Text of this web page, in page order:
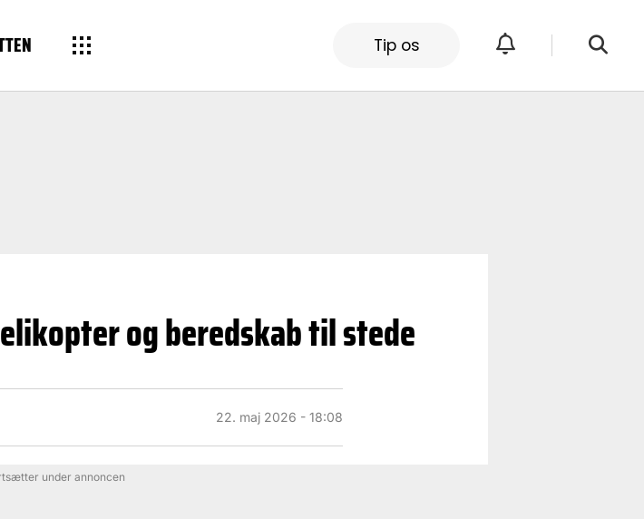
Tip os
og beredskab til stede
22. maj 2026 - 18:08
under annoncen